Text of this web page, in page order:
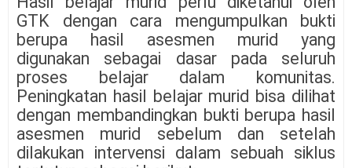
GTK dengan cara mengumpulkan bukti
berupa hasil asesmen murid yang
digunakan sebagai dasar pada seluruh
proses belajar dalam komunitas.
Peningkatan hasil belajar murid bisa dilihat
dengan membandingkan bukti berupa hasil
asesmen murid sebelum dan setelah
dilakukan intervensi dalam sebuah siklus